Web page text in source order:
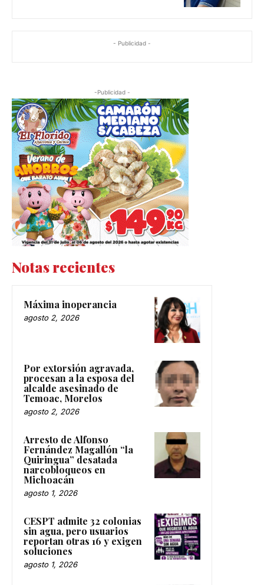
- Publicidad -
-Publicidad -
Notas recientes
Máxima inoperancia
agosto 2, 2026
Por extorsión agravada,
procesan a la esposa del
alcalde asesinado de
Temoac, Morelos
agosto 2, 2026
Arresto de Alfonso
Fernández Magallón “la
Quiringua” desatada
narcobloqueos en
Michoacán
agosto 1, 2026
CESPT admite 32 colonias
sin agua, pero usuarios
reportan otras 16 y exigen
soluciones
agosto 1, 2026